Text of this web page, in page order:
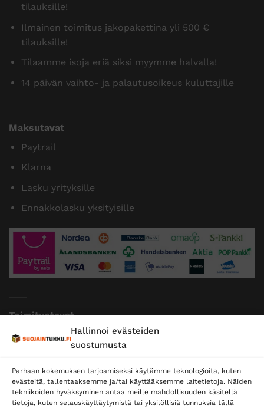
Hallinnoi evästeiden
suostumusta
Parhaan kokemuksen tarjoamiseksi käytämme teknologioita, kuten
evästeitä, tallentaaksemme ja/tai käyttääksemme laitetietoja. Näiden
tekniikoiden hyväksyminen antaa meille mahdollisuuden käsitellä
tietoja, kuten selauskäyttäytymistä tai yksilöllisiä tunnuksia tällä
tilauksille!
Ilmainen toimitus jakopakettina yli 500 €
tilauksille!
Tilaamme isoja eriä siksi myymme halvalla!
14 päivän vaihto- ja palautusoikeus kuluttajille
Maksutavat
Paytrail
Klarna
Lasku yrityksille
Ennakkolasku yksityisille
Toimitustavat
Posti
Postnord